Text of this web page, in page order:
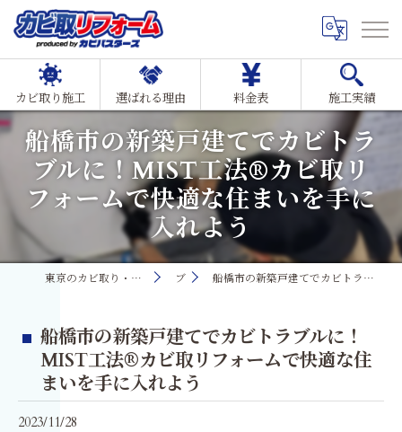
カビ取り施工 選ばれる理由 料金表 施工実績
船橋市の新築戸建てでカビトラ
ブルに！MIST工法®カビ取リ
フォームで快適な住まいを手に
入れよう
東京のカビ取り・カビ対策ならMIST工法®カビ取リフォーム ブログ 船橋市の新築戸建てでカビトラブルに！MIST工法®カビ取リフォームで快適な住まいを手に入れよう
船橋市の新築戸建てでカビトラブルに！
MIST工法®カビ取リフォームで快適な住
まいを手に入れよう
2023/11/28